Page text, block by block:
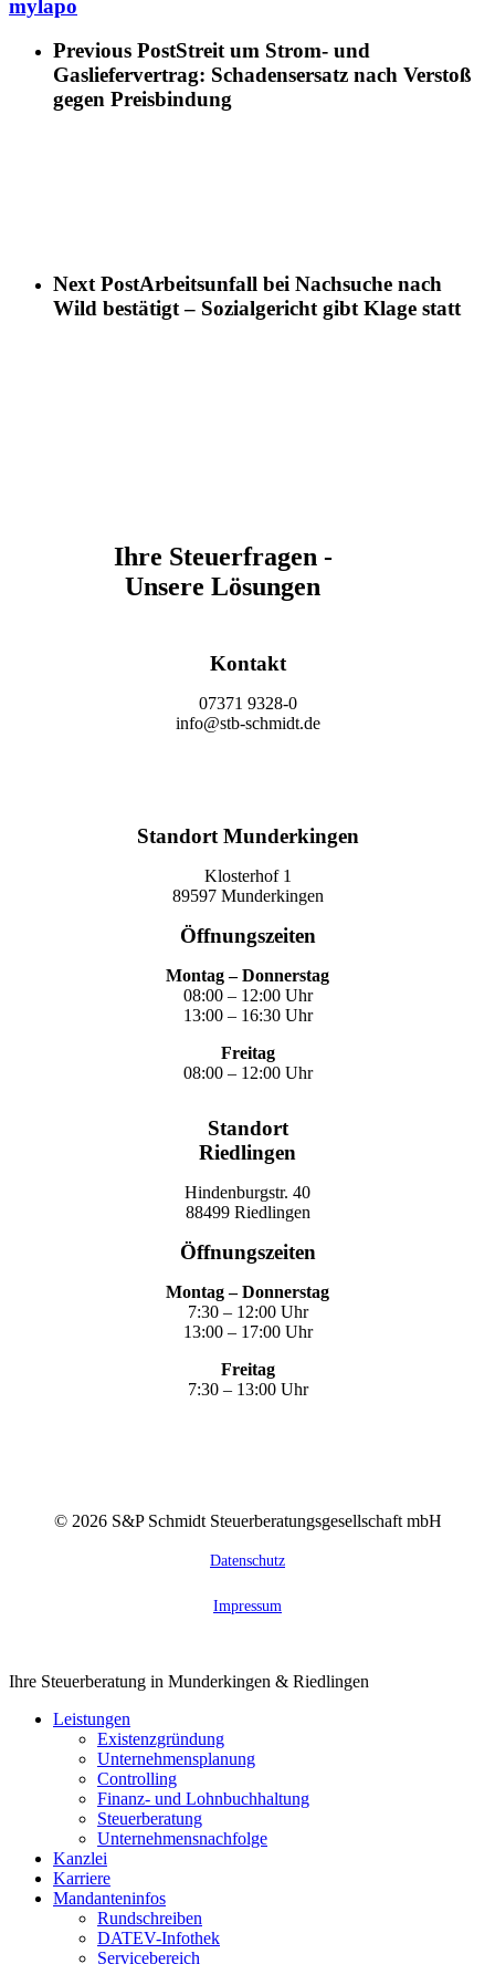
mylapo
Previous PostStreit um Strom- und
Gasliefervertrag: Schadensersatz nach Verstoß
gegen Preisbindung
Next PostArbeitsunfall bei Nachsuche nach
Wild bestätigt – Sozialgericht gibt Klage statt
Ihre Steuerfragen -
Unsere Lösungen
Kontakt
07371 9328-0
info@stb-schmidt.de
Standort Munderkingen
Klosterhof 1
89597 Munderkingen
Öffnungszeiten
Montag – Donnerstag
08:00 – 12:00 Uhr
13:00 – 16:30 Uhr
Freitag
08:00 – 12:00 Uhr
Standort
Riedlingen
Hindenburgstr. 40
88499 Riedlingen
Öffnungszeiten
Montag – Donnerstag
7:30 – 12:00 Uhr
13:00 – 17:00 Uhr
Freitag
7:30 – 13:00 Uhr
© 2026S&P Schmidt Steuerberatungsgesellschaft mbH
Datenschutz
Impressum
Close
Ihre Steuerberatung in Munderkingen & Riedlingen
Leistungen
Existenzgründung
Unternehmensplanung
Controlling
Finanz- und Lohnbuchhaltung
Steuerberatung
Unternehmensnachfolge
Kanzlei
Karriere
Mandanteninfos
Rundschreiben
DATEV-Infothek
Servicebereich